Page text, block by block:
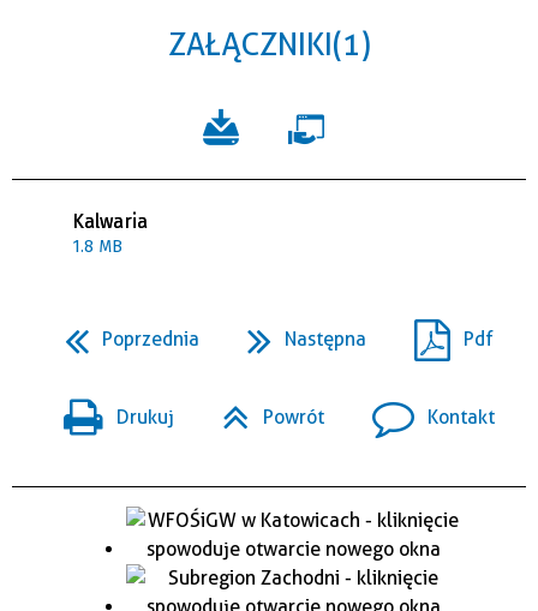
ZAŁĄCZNIKI (1)
Kalwaria
1.8 MB
Poprzednia Następna Pdf
Drukuj Powrót Kontakt